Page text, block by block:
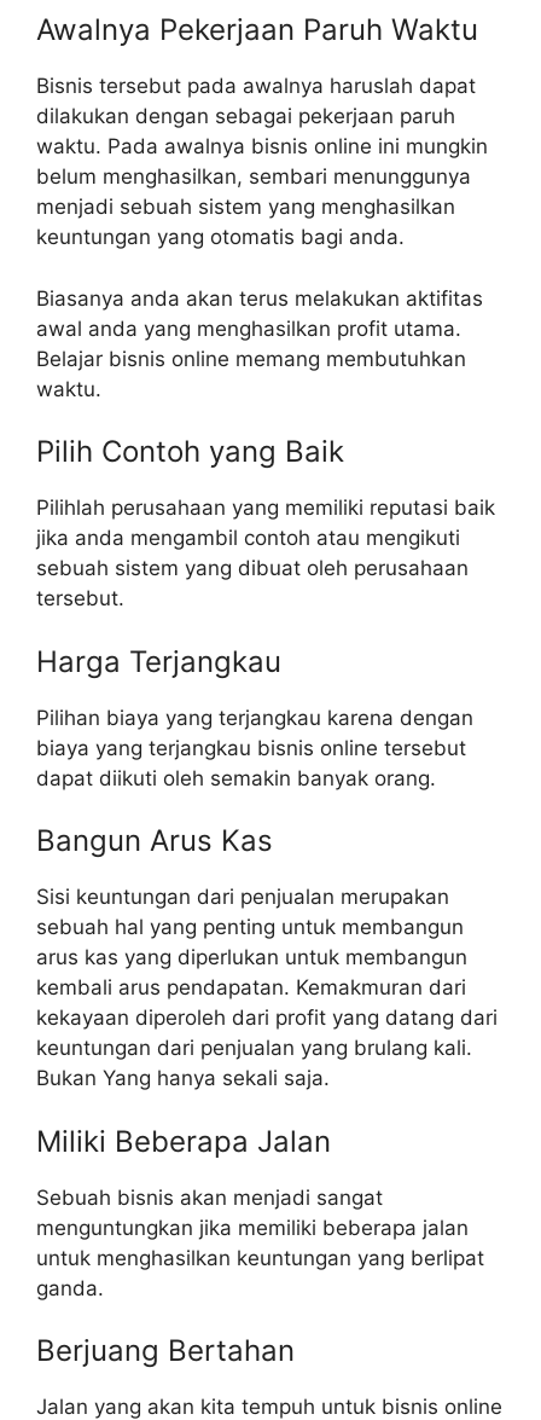
Awalnya Pekerjaan Paruh Waktu
Bisnis tersebut pada awalnya haruslah dapat
dilakukan dengan sebagai pekerjaan paruh
waktu. Pada awalnya bisnis online ini mungkin
belum menghasilkan, sembari menunggunya
menjadi sebuah sistem yang menghasilkan
keuntungan yang otomatis bagi anda.
Biasanya anda akan terus melakukan aktifitas
awal anda yang menghasilkan profit utama.
Belajar bisnis online memang membutuhkan
waktu.
Pilih Contoh yang Baik
Pilihlah perusahaan yang memiliki reputasi baik
jika anda mengambil contoh atau mengikuti
sebuah sistem yang dibuat oleh perusahaan
tersebut.
Harga Terjangkau
Pilihan biaya yang terjangkau karena dengan
biaya yang terjangkau bisnis online tersebut
dapat diikuti oleh semakin banyak orang.
Bangun Arus Kas
Sisi keuntungan dari penjualan merupakan
sebuah hal yang penting untuk membangun
arus kas yang diperlukan untuk membangun
kembali arus pendapatan. Kemakmuran dari
kekayaan diperoleh dari profit yang datang dari
keuntungan dari penjualan yang brulang kali.
Bukan Yang hanya sekali saja.
Miliki Beberapa Jalan
Sebuah bisnis akan menjadi sangat
menguntungkan jika memiliki beberapa jalan
untuk menghasilkan keuntungan yang berlipat
ganda.
Berjuang Bertahan
Jalan yang akan kita tempuh untuk bisnis online